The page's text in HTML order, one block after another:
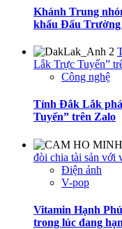
Khánh Trung
khấu Đấu Trường
Lắk Trực Tuyến”
Công nghệ
Tỉnh Đắk Lắk
Tuyến” trên Zalo
đòi chia tài sản với
Điện ảnh
V-pop
Vitamin Hạnh
trong lúc đang